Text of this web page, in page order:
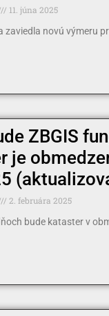
11. júna 2025
zaviedla novú výmeru
ZBGIS
je
2. februára 2025
bude kataster v